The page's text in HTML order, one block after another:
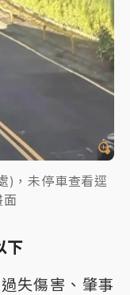
)，未停車查看逕
下
失傷害、肇事